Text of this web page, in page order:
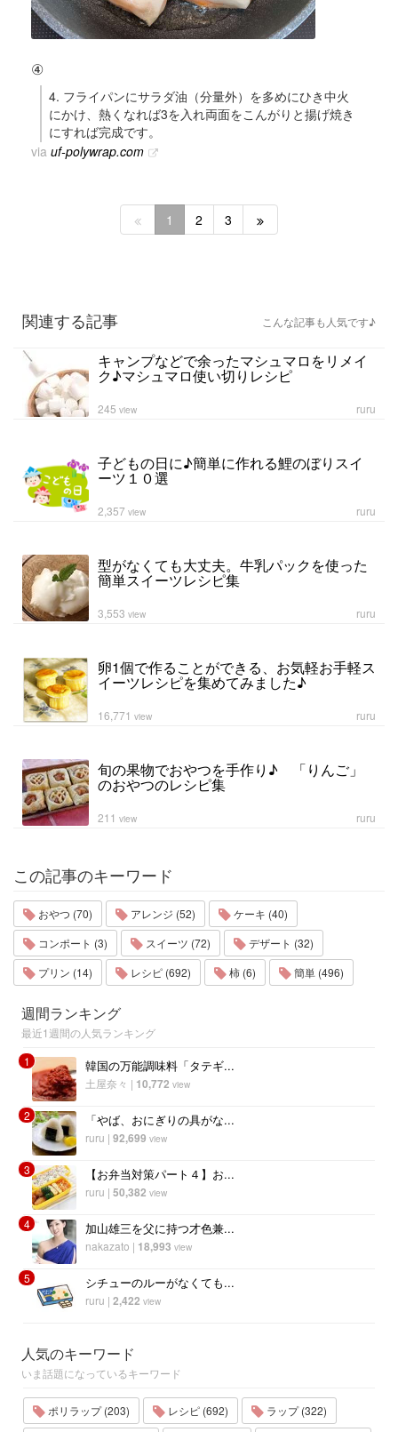
④
4. フライパンにサラダ油（分量外）を多めにひき中火
にかけ、熱くなれば3を入れ両面をこんがりと揚げ焼き
にすれば完成です。
via uf-polywrap.com
1 2 3
関連する記事 こんな記事も人気です♪
キャンプなどで余ったマシュマロをリメイ
ク♪マシュマロ使い切りレシピ
ruru
245 view
子どもの日に♪簡単に作れる鯉のぼりスイ
ーツ１０選
ruru
2,357 view
型がなくても大丈夫。牛乳パックを使った
簡単スイーツレシピ集
ruru
3,553 view
卵1個で作ることができる、お気軽お手軽ス
イーツレシピを集めてみました♪
ruru
16,771 view
旬の果物でおやつを手作り♪ 「りんご」
のおやつのレシピ集
ruru
211 view
この記事のキーワード
おやつ (70) アレンジ (52)
ケーキ (40)
コンポート (3)
スイーツ (72)
デザート (32)
プリン (14)
レシピ (692) 柿 (6) 簡単 (496)
週間ランキング
最近1週間の人気ランキング
1
韓国の万能調味料「タテギ...
土屋奈々 | 10,772 view
2 「やば、おにぎりの具がな...
ruru | 92,699 view
3 【お弁当対策パート４】お...
ruru | 50,382 view
4 加山雄三を父に持つ才色兼...
nakazato | 18,993 view
5 シチューのルーがなくても...
ruru | 2,422 view
人気のキーワード
いま話題になっているキーワード
ポリラップ (203) レシピ (692)
ラップ (322)